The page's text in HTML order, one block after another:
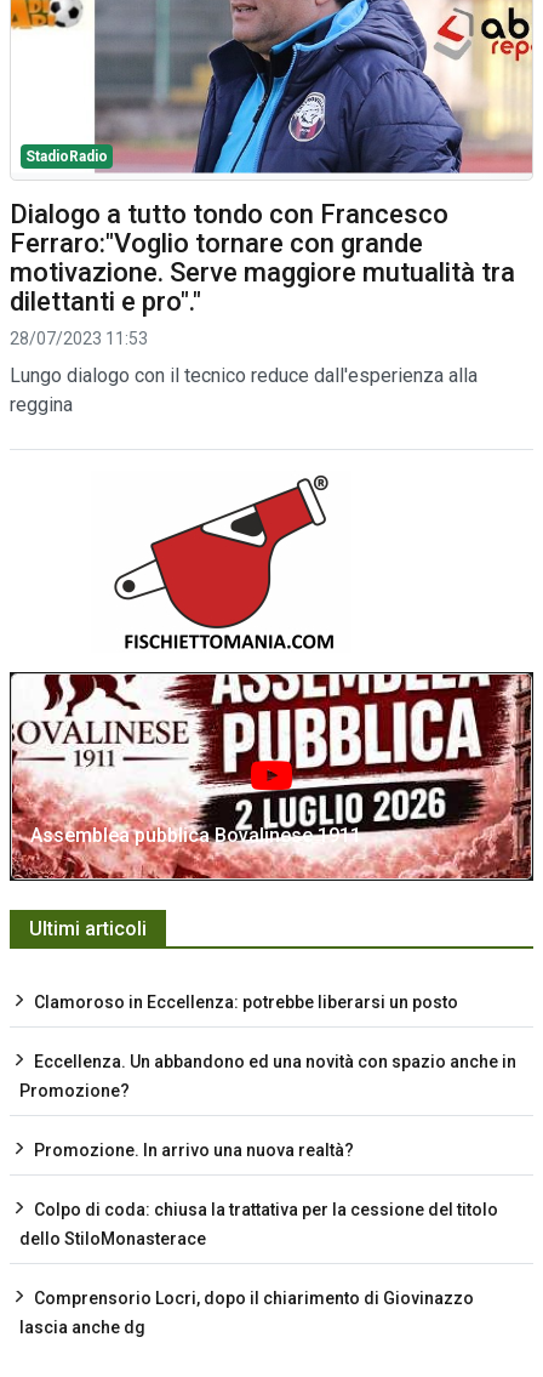
StadioRadio
Dialogo a tutto tondo con Francesco
Ferraro:"Voglio tornare con grande
motivazione. Serve maggiore mutualità tra
dilettanti e pro"."
28/07/2023 11:53
Lungo dialogo con il tecnico reduce dall'esperienza alla
reggina
Assemblea pubblica Bovalinese 1911
Ultimi articoli
Clamoroso in Eccellenza: potrebbe liberarsi un posto
Eccellenza. Un abbandono ed una novità con spazio anche in
Promozione?
Promozione. In arrivo una nuova realtà?
Colpo di coda: chiusa la trattativa per la cessione del titolo
dello StiloMonasterace
Comprensorio Locri, dopo il chiarimento di Giovinazzo
lascia anche dg